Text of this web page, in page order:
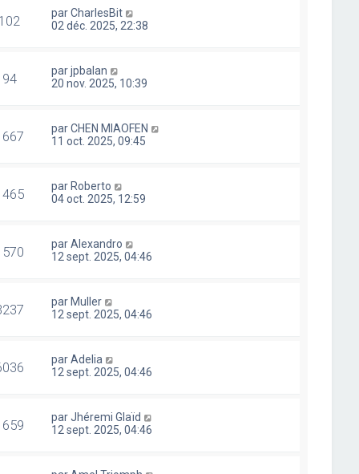
102 parCharlesBit
02 déc. 2025, 22:38
94 parjpbalan
20 nov. 2025, 10:39
parCHEN MIAOFEN
11 oct. 2025, 09:45
par Roberto
04 oct. 2025, 12:59
parAlexandro
12 sept. 2025, 04:46
par Muller
12 sept. 2025, 04:46
parAdelia
12 sept. 2025, 04:46
parJhéremi Glaïd
12 sept. 2025, 04:46